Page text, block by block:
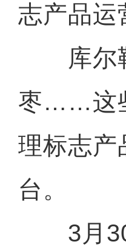
志产品运
库尔勒
枣……这
理标志产
台。
3月30